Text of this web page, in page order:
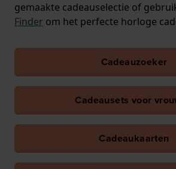
gemaakte cadeauselectie of
Finder om het perfecte horloge
Cadeauzoeker
Cadeausets voor
Cadeaukaarten